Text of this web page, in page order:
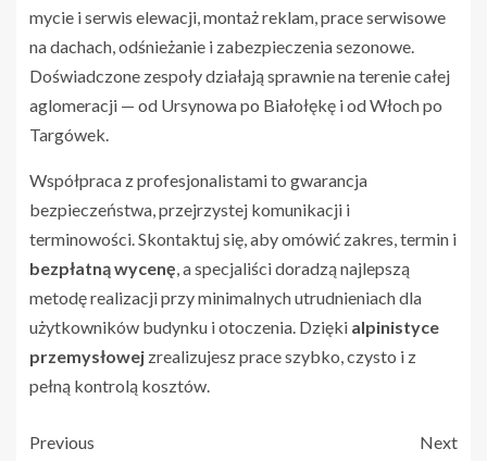
mycie i serwis elewacji, montaż reklam, prace serwisowe
na dachach, odśnieżanie i zabezpieczenia sezonowe.
Doświadczone zespoły działają sprawnie na terenie całej
aglomeracji — od Ursynowa po Białołękę i od Włoch po
Targówek.
Współpraca z profesjonalistami to gwarancja
bezpieczeństwa, przejrzystej komunikacji i
terminowości. Skontaktuj się, aby omówić zakres, termin i
bezpłatną wycenę, a specjaliści doradzą najlepszą
metodę realizacji przy minimalnych utrudnieniach dla
użytkowników budynku i otoczenia. Dzięki alpinistyce
przemysłowej zrealizujesz prace szybko, czysto i z
pełną kontrolą kosztów.
Previous Next